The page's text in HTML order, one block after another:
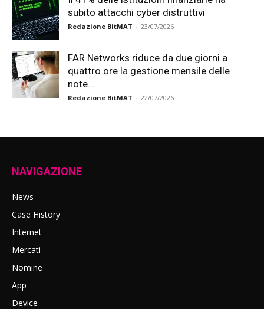
subito attacchi cyber distruttivi
Redazione BitMAT - 23/07/2026
FAR Networks riduce da due giorni a
quattro ore la gestione mensile delle
note...
Redazione BitMAT - 22/07/2026
NAVIGAZIONE
News
Case History
Internet
Mercati
Nomine
App
Device